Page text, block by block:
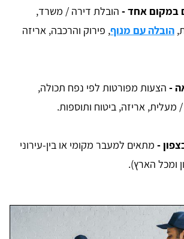
במקום אחד - הובלת דירה / משרד,
הובלה עם מנוף, פירוק והרכבה, אריזה
- הצעות מפורטות לפי נפח תכולה,
אריזה, ביטוח ותוספות.
- מתאים למעבר מקומי או בין-עירוני
ומכל הארץ).